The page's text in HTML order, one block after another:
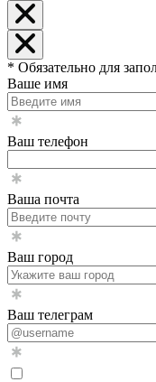
* Обязательно для
Ваше имя
Ваш телефон
Ваша почта
Ваш город
Ваш телеграм